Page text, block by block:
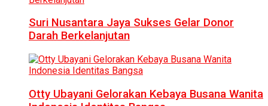
Suri Nusantara Jaya Sukses Gelar Donor
Darah Berkelanjutan
Otty Ubayani Gelorakan Kebaya Busana Wanita